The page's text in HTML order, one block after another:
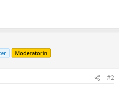
Moderatorin
#2